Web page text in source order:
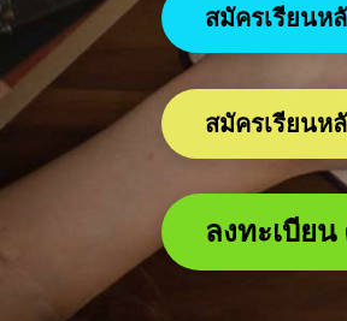
สมัครเรียนห
สมัครเรียนห
ลงทะเบีย